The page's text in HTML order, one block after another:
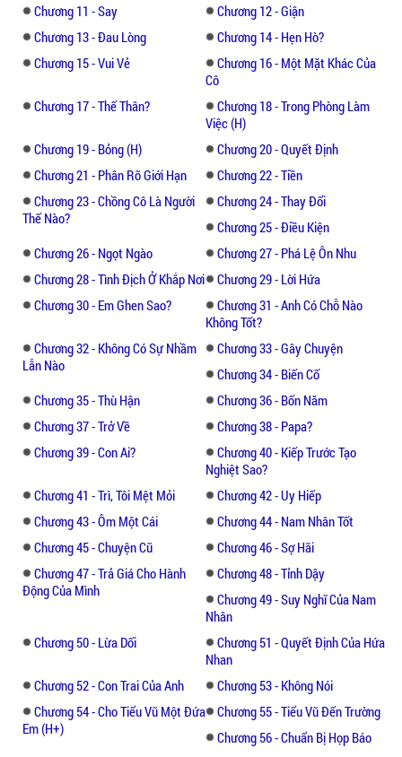
Chương 11 - Say
Chương 12 - Giận
Chương 13 - Đau Lòng
Chương 14 - Hẹn Hò?
Chương 15 - Vui Vẻ
Chương 16 - Một Mặt Khác Của
Cô
Chương 17 - Thế Thân?
Chương 18 - Trong Phòng Làm
Việc (H)
Chương 19 - Bỏng (H)
Chương 20 - Quyết Định
Chương 21 - Phân Rõ Giới Hạn
Chương 22 - Tiền
Chương 23 - Chồng Cô Là Người
Thế Nào?
Chương 24 - Thay Đổi
Chương 25 - Điều Kiện
Chương 26 - Ngọt Ngào
Chương 27 - Phá Lệ Ôn Nhu
Chương 28 - Tình Địch Ở Khắp Nơi
Chương 29 - Lời Hứa
Chương 30 - Em Ghen Sao?
Chương 31 - Anh Có Chỗ Nào
Không Tốt?
Chương 32 - Không Có Sự Nhầm
Lẫn Nào
Chương 33 - Gây Chuyện
Chương 34 - Biến Cố
Chương 35 - Thù Hận
Chương 36 - Bốn Năm
Chương 37 - Trở Về
Chương 38 - Papa?
Chương 39 - Con Ai?
Chương 40 - Kiếp Trước Tạo
Nghiệt Sao?
Chương 41 - Trì, Tôi Mệt Mỏi
Chương 42 - Uy Hiếp
Chương 43 - Ôm Một Cái
Chương 44 - Nam Nhân Tốt
Chương 45 - Chuyện Cũ
Chương 46 - Sợ Hãi
Chương 47 - Trả Giá Cho Hành
Động Của Mình
Chương 48 - Tỉnh Dậy
Chương 49 - Suy Nghĩ Của Nam
Nhân
Chương 50 - Lừa Dối
Chương 51 - Quyết Định Của Hứa
Nhan
Chương 52 - Con Trai Của Anh
Chương 53 - Không Nói
Chương 54 - Cho Tiểu Vũ Một Đứa
Em (H+)
Chương 55 - Tiểu Vũ Đến Trường
Chương 56 - Chuẩn Bị Họp Báo